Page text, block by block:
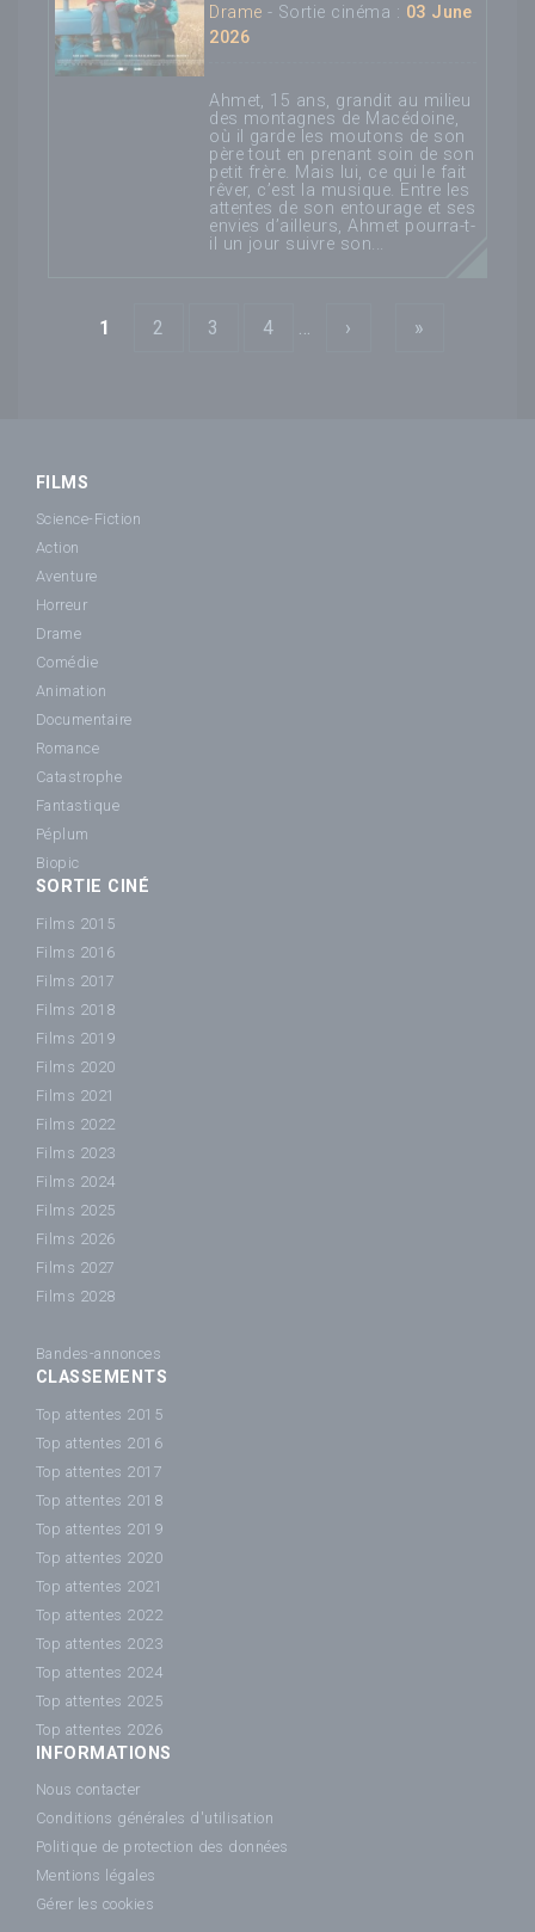
Drame - Sortie cinéma : 03 June
2026
Ahmet, 15 ans, grandit au milieu
des montagnes de Macédoine,
où il garde les moutons de son
père tout en prenant soin de son
petit frère. Mais lui, ce qui le fait
rêver, c’est la musique. Entre les
attentes de son entourage et ses
envies d’ailleurs, Ahmet pourra-t-
il un jour suivre son...
Pages
1 2 3 4 › »
FILMS
Science-Fiction
Action
Aventure
Horreur
Drame
Comédie
Animation
Documentaire
Romance
Catastrophe
Fantastique
Péplum
Biopic
SORTIE CINÉ
Films 2015
Films 2016
Films 2017
Films 2018
Films 2019
Films 2020
Films 2021
Films 2022
Films 2023
Films 2024
Films 2025
Films 2026
Films 2027
Films 2028
Bandes-annonces
CLASSEMENTS
Top attentes 2015
Top attentes 2016
Top attentes 2017
Top attentes 2018
Top attentes 2019
Top attentes 2020
Top attentes 2021
Top attentes 2022
Top attentes 2023
Top attentes 2024
Top attentes 2025
Top attentes 2026
INFORMATIONS
Nous contacter
Conditions générales d'utilisation
Politique de protection des données
Mentions légales
Gérer les cookies